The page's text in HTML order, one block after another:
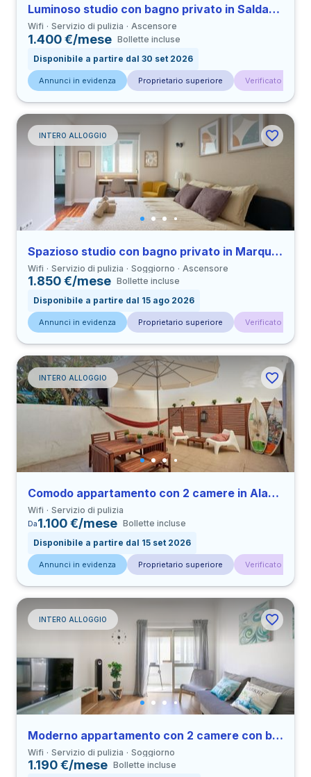
Luminoso studio con bagno privato in Saldanha
Wifi Servizio di pulizia Ascensore
1.400 €/mese Bollette incluse
Disponibile a partire dal 30 set 2026
Annunci in evidenza Proprietario superiore Verificato da
INTERO ALLOGGIO
Spazioso studio con bagno privato in Marquês de Pombal vicino a all’Università UAL
Wifi Servizio di pulizia Soggiorno Ascensore
1.850 €/mese Bollette incluse
Disponibile a partire dal 15 ago 2026
Annunci in evidenza Proprietario superiore Verificato da
INTERO ALLOGGIO
Comodo appartamento con 2 camere in Alameda vicino a all’Università IST
Wifi Servizio di pulizia
Da1.100 €/mese Bollette incluse
Disponibile a partire dal 15 set 2026
Annunci in evidenza Proprietario superiore Verificato da
INTERO ALLOGGIO
Moderno appartamento con 2 camere con balcone in Lisboa vicino a all’Università ESTBarreiro/IPS
Wifi Servizio di pulizia Soggiorno
1.190 €/mese Bollette incluse